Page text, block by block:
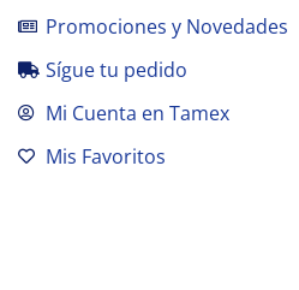
Promociones y Novedades
Sígue tu pedido
Mi Cuenta en Tamex
Mis Favoritos